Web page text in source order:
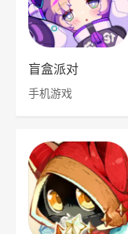
盲盒派对
手机游戏